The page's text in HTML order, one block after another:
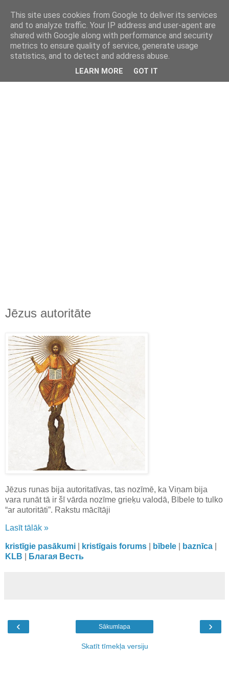
kristietim
viss, kas jāzin kristietim
Jēzus autoritāte
Jēzus runas bija autoritatīvas, tas nozīmē, ka Viņam bija
vara runāt tā ir šī vārda nozīme grieķu valodā, Bībele to tulko
“ar autoritāti”. Rakstu mācītāji
Lasīt tālāk »
kristīgie pasākumi kristīgais forums bībele baznīca
KLB
Благая Весть
‹ ›
Sākumlapa
Skatīt tīmekļa versiju
This site uses cookies from Google to deliver its services
and to analyze traffic. Your IP address and user-agent are
shared with Google along with performance and security
metrics to ensure quality of service, generate usage
statistics, and to detect and address abuse.
LEARN MORE GOT IT